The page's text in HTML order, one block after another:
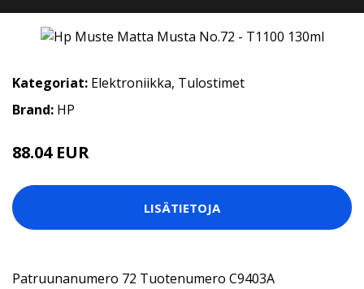
Kategoriat: Elektroniikka, Tulostimet
Brand: HP
88.04 EUR
LISÄTIETOJA
Patruunanumero 72 Tuotenumero C9403A